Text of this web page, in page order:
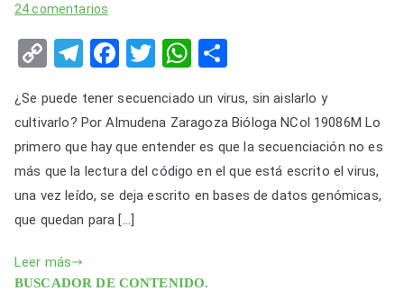
24 comentarios
Ministerio
Sanidad
admite
no
tener
cultivos
del
CoV
C
p
y
Li
n
k
T
e
gr
a
m
F
c
e
b
o
o
T
tt
er
W
at
s
A
p
ar
e
¿Se puede tener secuenciado un virus, sin aislarlo y
cultivarlo? Por Almudena Zaragoza Bióloga NCol 19086M Lo
primero que hay que entender es que la secuenciación no es
más que la lectura del código en el que está escrito el virus,
una vez leído, se deja escrito en bases de datos genómicas,
que quedan para […]
Leer más
BUSCADOR DE CONTENIDO.